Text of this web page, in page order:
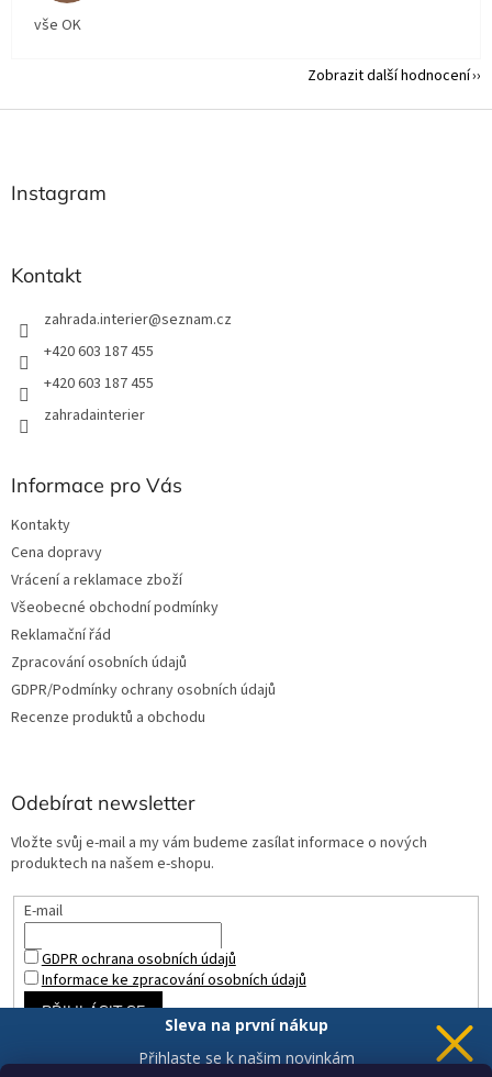
vše OK
Zobrazit další hodnocení
Z
Instagram
Kontakt
zahrada.interier@seznam.cz
+420 603 187 455
+420 603 187 455
zahradainterier
Informace pro Vás
Kontakty
Cena dopravy
Vrácení a reklamace zboží
Všeobecné obchodní podmínky
Reklamační řád
Zpracování osobních údajů
GDPR/Podmínky ochrany osobních údajů
Recenze produktů a obchodu
Odebírat newsletter
Vložte svůj e-mail a my vám budeme zasílat informace o nových
produktech na našem e-shopu.
E-mail
GDPR ochrana osobních údajů
Informace ke zpracování osobních údajů
PŘIHLÁSIT SE
Sleva na první nákup
Přihlaste se k našim novinkám